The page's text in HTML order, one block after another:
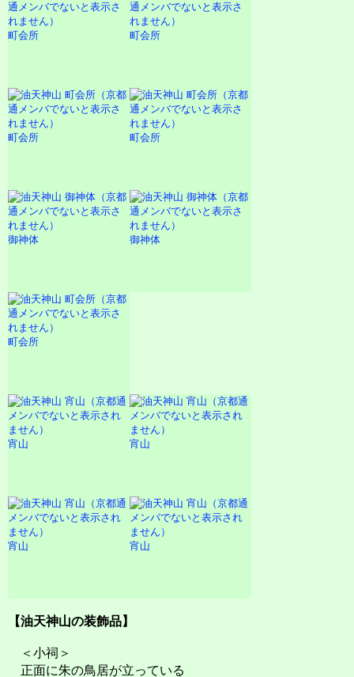
町会所 町会所
町会所 町会所
御神体 御神体
町会所
宵山 宵山
宵山 宵山
【油天神山の装飾品】
＜小祠＞
正面に朱の鳥居が立っている